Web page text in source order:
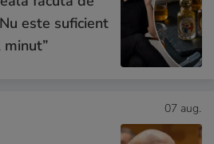
este suficient
07 aug.